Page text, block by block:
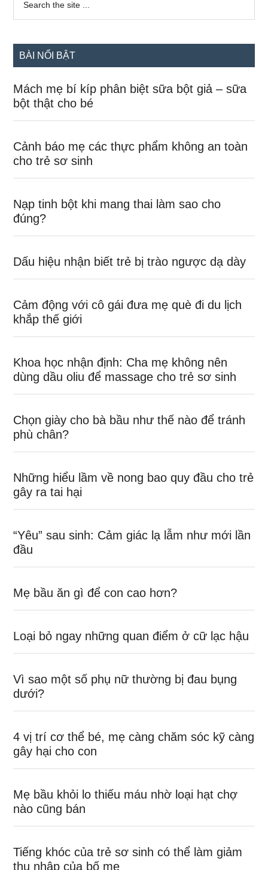
chính
...
BÀI NỔI BẬT
Mách mẹ bí kíp phân biệt sữa bột giả – sữa
bột thật cho bé
Cảnh báo mẹ các thực phẩm không an toàn
cho trẻ sơ sinh
Nạp tinh bột khi mang thai làm sao cho
đúng?
Dấu hiệu nhận biết trẻ bị trào ngược dạ dày
Cảm động với cô gái đưa mẹ què đi du lịch
khắp thế giới
Khoa học nhận định: Cha mẹ không nên
dùng dầu oliu để massage cho trẻ sơ sinh
Chọn giày cho bà bầu như thế nào để tránh
phù chân?
Những hiểu lầm về nong bao quy đầu cho trẻ
gây ra tai hại
“Yêu” sau sinh: Cảm giác lạ lẫm như mới lần
đầu
Mẹ bầu ăn gì để con cao hơn?
Loại bỏ ngay những quan điểm ở cữ lạc hậu
Vì sao một số phụ nữ thường bị đau bụng
dưới?
4 vị trí cơ thể bé, mẹ càng chăm sóc kỹ càng
gây hại cho con
Mẹ bầu khỏi lo thiếu máu nhờ loại hạt chợ
nào cũng bán
Tiếng khóc của trẻ sơ sinh có thể làm giảm
thu nhập của bố mẹ